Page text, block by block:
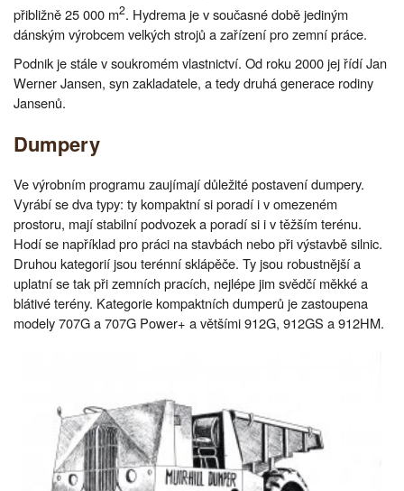
přibližně 25 000 m2. Hydrema je v současné době jediným
dánským výrobcem velkých strojů a zařízení pro zemní práce.
Podnik je stále v soukromém vlastnictví. Od roku 2000 jej řídí Jan
Werner Jansen, syn zakladatele, a tedy druhá generace rodiny
Jansenů.
Dumpery
Ve výrobním programu zaujímají důležité postavení dumpery.
Vyrábí se dva typy: ty kompaktní si poradí i v omezeném
prostoru, mají stabilní podvozek a poradí si i v těžším terénu.
Hodí se například pro práci na stavbách nebo při výstavbě silnic.
Druhou kategorií jsou terénní sklápěče. Ty jsou robustnější a
uplatní se tak při zemních pracích, nejlépe jim svědčí měkké a
blátivé terény. Kategorie kompaktních dumperů je zastoupena
modely 707G a 707G Power+ a většími 912G, 912GS a 912HM.